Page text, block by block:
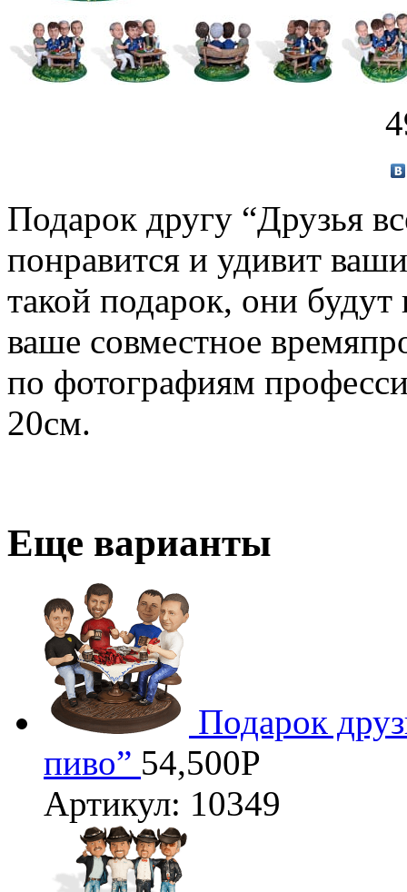
Подарок другу “Друзья
понравится и удивит
такой подарок, они будут
ваше совместное
по фотографиям
20см.
Еще варианты
Подарок
пиво” 54,500Р
Артикул: 10349